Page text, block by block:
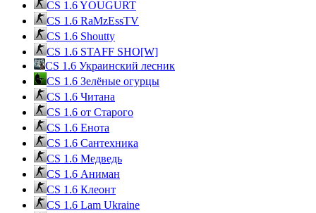
CS 1.6 YOUGURT
CS 1.6 RaMzEssTV
CS 1.6 Shoutty
CS 1.6 STAFF SHO[W]
CS 1.6 Украинский лесник
CS 1.6 Зелёные огурцы
CS 1.6 Читана
CS 1.6 от Cтарого
CS 1.6 Енота
CS 1.6 Сантехника
CS 1.6 Медведь
CS 1.6 Аниман
CS 1.6 Клеонт
CS 1.6 Lam Ukraine